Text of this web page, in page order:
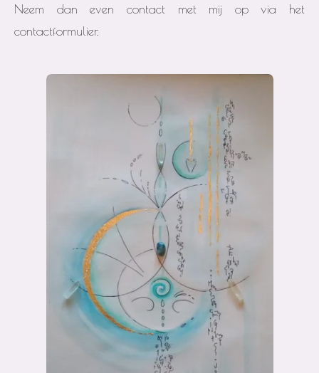
Neem dan even contact met mij op via het
contactformulier.